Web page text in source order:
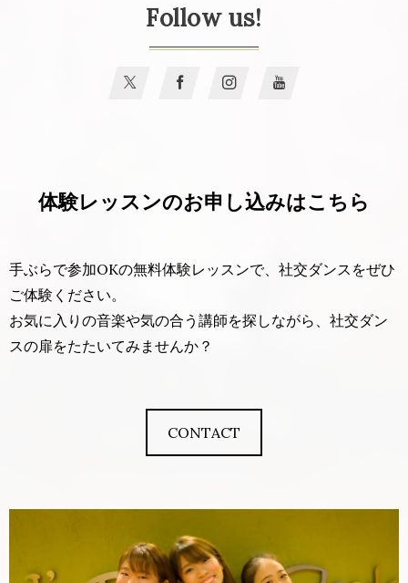
Follow us!
体験レッスンのお申し込みはこちら
手ぶらで参加OKの無料体験レッスンで、社交ダンスをぜひ
ご体験ください。
お気に入りの音楽や気の合う講師を探しながら、社交ダン
スの扉をたたいてみませんか？
CONTACT